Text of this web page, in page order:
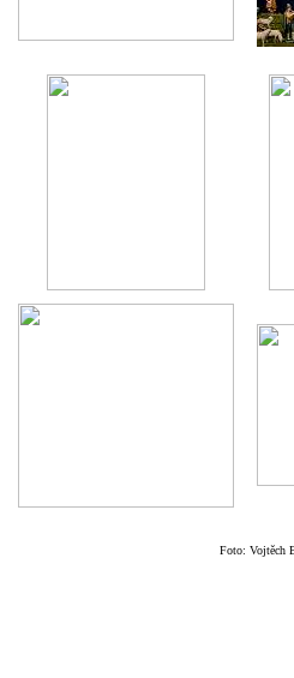
Foto: Vojtěch